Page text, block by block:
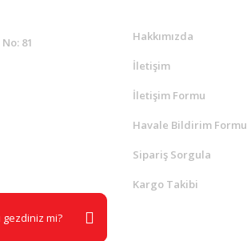
81
gezdiniz mi?
Hakkımızda
İletişim
İletişim Formu
Havale Bildirim Formu
Sipariş Sorgula
Kargo Takibi